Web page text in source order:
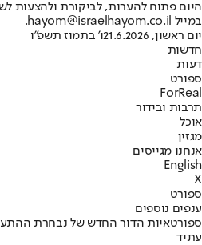
היום פתוח להערות, לביקורת ולהצעות
במייל hayom@israelhayom.co.il.
יום ראשון, 21.6.2026
ו' בתמוז תשפ"ו
חדשות
דעות
ספורט
ForReal
תרבות ובידור
אוכל
מגזין
אנחנו מגייסים
English
X
ספורט
ענפים נוספים
ספורטאיות הדור החדש של נבחרת
עתיד